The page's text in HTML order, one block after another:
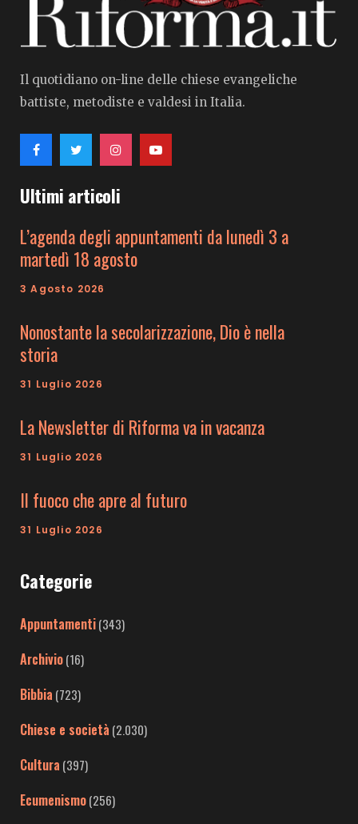
Il quotidiano on-line delle chiese evangeliche
battiste, metodiste e valdesi in Italia.
Ultimi articoli
L’agenda degli appuntamenti da lunedì 3 a
martedì 18 agosto
3 Agosto 2026
Nonostante la secolarizzazione, Dio è nella
storia
31 Luglio 2026
La Newsletter di Riforma va in vacanza
31 Luglio 2026
Il fuoco che apre al futuro
31 Luglio 2026
Categorie
Appuntamenti(343)
Archivio(16)
Bibbia (723)
Chiese e società (2.030)
Cultura (397)
Ecumenismo(256)